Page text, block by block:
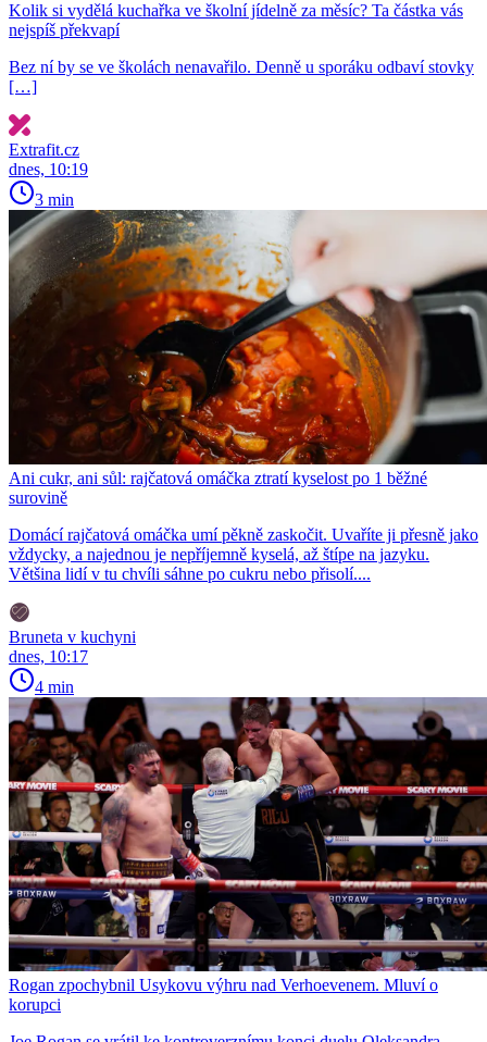
Kolik si vydělá kuchařka ve školní jídelně za měsíc? Ta částka vás
nejspíš překvapí
Bez ní by se ve školách nenavařilo. Denně u sporáku odbaví stovky
[…]
Extrafit.cz
dnes, 10:19
3 min
Ani cukr, ani sůl: rajčatová omáčka ztratí kyselost po 1 běžné
surovině
Domácí rajčatová omáčka umí pěkně zaskočit. Uvaříte ji přesně jako
vždycky, a najednou je nepříjemně kyselá, až štípe na jazyku.
Většina lidí v tu chvíli sáhne po cukru nebo přisolí....
Bruneta v kuchyni
dnes, 10:17
4 min
Rogan zpochybnil Usykovu výhru nad Verhoevenem. Mluví o
korupci